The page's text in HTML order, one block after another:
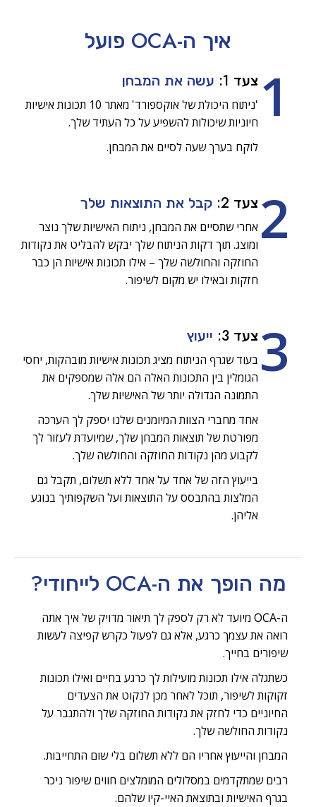
איך ה-OCA פועל
1 צעד 1: עשה את המבחן
'ניתוח היכולת של אוקספורד' מאתר 10 תכונות אישיות
חיוניות שיכולות להשפיע על כל העתיד שלך.
לוקח בערך שעה לסיים את המבחן.
2 צעד 2: קבל את התוצאות שלך
אחרי שתסיים את המבחן, ניתוח האישיות שלך נוצר
ומוצג. תוך דקות הניתוח שלך יבקש להבליט את נקודות
החוזקה והחולשה שלך – אילו תכונות אישיות הן כבר
חזקות ובאילו יש מקום לשיפור.
3 צעד 3: ייעוץ
בעוד שגרף הניתוח מציג תכונות אישיות מובהקות, יחסי
הגומלין בין התכונות האלה הם אלה שמספקים את
התמונה הגדולה יותר של האישיות שלך.
אחד מחברי הצוות המיומנים שלנו יספק לך הערכה
מפורטת של תוצאות המבחן שלך, שמיועדת לעזור לך
לקבוע מהן נקודות החוזקה והחולשה שלך.
בייעוץ הזה של אחד על אחד ללא תשלום, תקבל גם
המלצות בהתבסס על התוצאות ועל השקפותיך בנוגע
אליהן.
מה הופך את ה-OCA לייחודי?
ה-OCA מיועד לא רק לספק לך תיאור מדויק של איך אתה
רואה את עצמך כרגע, אלא גם לפעול כקרש קפיצה לעשות
שיפורים בחייך.
כשתגלה אילו תכונות מועילות לך כרגע בחיים ואילו תכונות
זקוקות לשיפור, תוכל לאחר מכן לנקוט את הצעדים
החיוניים כדי לחזק את נקודות החוזקה שלך ולהתגבר על
נקודות החולשה שלך.
המבחן והייעוץ אחריו הם ללא תשלום בלי שום התחייבות.
רבים שמתקדמים במסלולים המומלצים חווים שיפור ניכר
בגרף האישיות ובתוצאת האיי-קיו שלהם.